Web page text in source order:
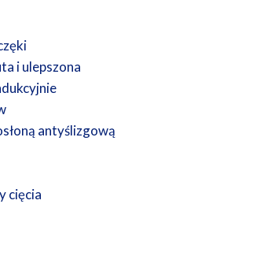
i ulepszona
antyślizgową
cięcia